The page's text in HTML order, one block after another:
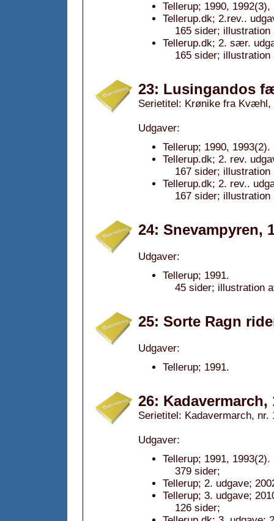
Tellerup; 1990, 1992(3),
Tellerup.dk; 2.rev..
165 sider; illustration
Tellerup.dk; 2. sær.
165 sider; illustration
23: Lusingandos
Serietitel: Krønike fra Kvæhl,
Udgaver:
Tellerup; 1990, 1993(2).
Tellerup.dk; 2. rev.
167 sider; illustration
Tellerup.dk; 2. rev..
167 sider; illustration
24: Snevampyren,
Udgaver:
Tellerup; 1991.
45 sider; illustration
25: Sorte Ragn
Udgaver:
Tellerup; 1991.
26: Kadavermarch,
Serietitel: Kadavermarch, nr.
Udgaver:
Tellerup; 1991, 1993(2).
379 sider;
Tellerup; 2. udgave;
Tellerup; 3. udgave;
126 sider;